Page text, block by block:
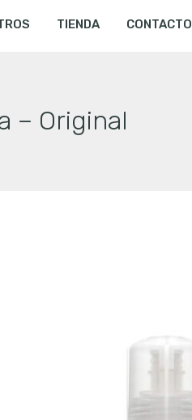
TIENDA CONTACTO
– Original